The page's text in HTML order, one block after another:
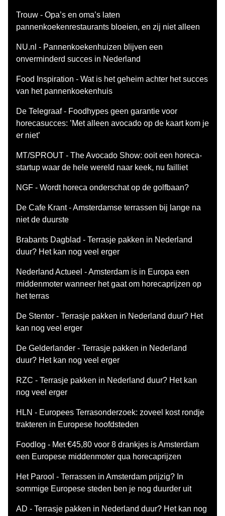
Trouw - Opa’s en oma’s laten
pannenkoekenrestaurants bloeien, en zij niet alleen
NU.nl - Pannenkoekenhuizen blijven een
onverminderd succes in Nederland
Food Inspiration - Wat is het geheim achter het succes
van het pannenkoekenhuis
De Telegraaf - Foodhypes geen garantie voor
horecasucces: ’Met alleen avocado op de kaart kom je
er niet’
MT/SPROUT - The Avocado Show: ooit een horeca-
startup waar de hele wereld naar keek, nu failliet
NGF - Wordt horeca onderschat op de golfbaan?
De Cafe Krant - Amsterdamse terrassen bij lange na
niet de duurste
Brabants Dagblad - Terrasje pakken in Nederland
duur? Het kan nog veel erger
Nederland Actueel - Amsterdam is in Europa een
middenmoter wanneer het gaat om horecaprijzen op
het terras
De Stentor - Terrasje pakken in Nederland duur? Het
kan nog veel erger
De Gelderlander - Terrasje pakken in Nederland
duur? Het kan nog veel erger
RZC - Terrasje pakken in Nederland duur? Het kan
nog veel erger
HLN - Europees Terrasonderzoek: zoveel kost rondje
trakteren in Europese hoofdsteden
Foodlog - Met €45,80 voor 8 drankjes is Amsterdam
een Europese middenmoter qua horecaprijzen
Het Parool - Terrassen in Amsterdam prijzig? In
sommige Europese steden ben je nog duurder uit
AD - Terrasje pakken in Nederland duur? Het kan nog